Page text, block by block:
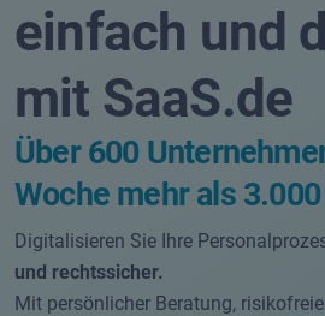
einfach und
mit SaaS.de
Über 600
Woche mehr als
Digitalisieren Sie Ihre
und rechtssicher.
Mit persönlicher Beratung,